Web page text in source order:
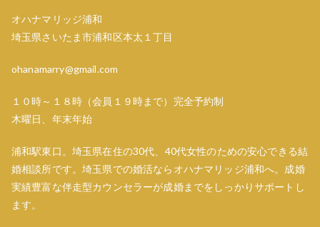
オハナマリッジ浦和
埼玉県さいたま市浦和区本太１丁目
ohanamarry@gmail.com
１０時～１８時（会員１９時まで）完全予約制
木曜日、年末年始
浦和駅東口。埼玉県在住の30代、40代女性のための安心できる結
婚相談所です。埼玉県での婚活ならオハナマリッジ浦和へ。成婚
実績豊富な伴走型カウンセラーが成婚までをしっかりサポートし
ます。